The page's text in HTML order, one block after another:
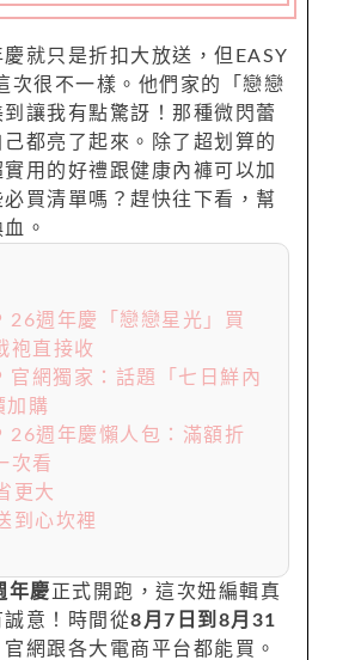
就只是折扣大放送，但EASY
次很不一樣。他們家的「戀戀
讓我有點驚訝！那種微閃蕾
都亮了起來。除了超划算的
用的好禮跟健康內褲可以加
買清單嗎？趕快往下看，幫
。
26週年慶「戀戀星光」買
袍直接收
官網獨家：話題「七日鮮內
加購
26週年慶懶人包：滿額折
次看
更大
到心坎裡
年慶 正式開跑，這次妞編輯真
意！時間從8月7日到8月31
官網跟各大電商平台都能買。